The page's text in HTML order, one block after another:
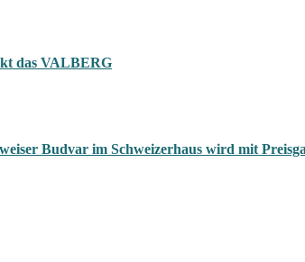
das VALBERG
Budvar im Schweizerhaus wird mit